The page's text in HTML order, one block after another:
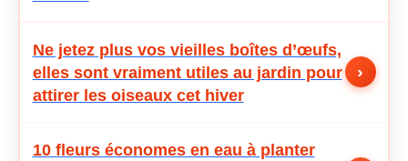
Ne jetez plus vos vieilles boîtes d’œufs,
elles sont vraiment utiles au jardin pour
attirer les oiseaux cet hiver
›
10 fleurs économes en eau à planter